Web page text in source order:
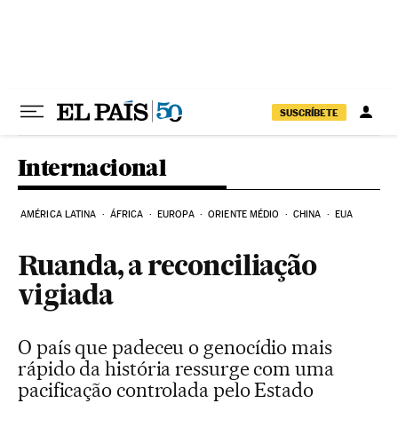
SUSCRÍBETE
Internacional
AMÉRICA LATINA ÁFRICA EUROPA ORIENTE MÉDIO CHINA EUA
Ruanda, a reconciliação
vigiada
O país que padeceu o genocídio mais
rápido da história ressurge com uma
pacificação controlada pelo Estado